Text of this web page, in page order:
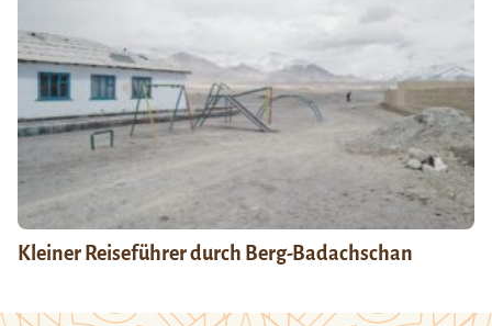
Kleiner Reiseführer durch Berg-Badachschan